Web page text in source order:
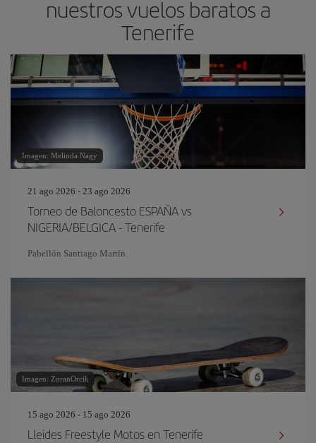
nuestros vuelos baratos a
Tenerife
Imagen: Melinda Nagy
21 ago 2026 - 23 ago 2026
Torneo de Baloncesto ESPAÑA vs
NIGERIA/BELGICA - Tenerife
Pabellón Santiago Martín
Imagen: ZoranOrcik
15 ago 2026 - 15 ago 2026
Lleides Freestyle Motos en Tenerife